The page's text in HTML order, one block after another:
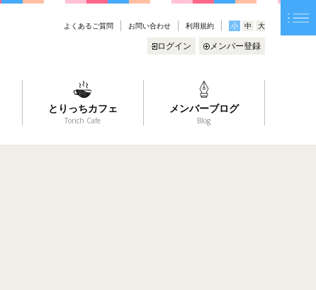
よくあるご質問 お問い合わせ 利用規約 小 中 大
ログイン メンバー登録
とりっちカフェ
Torich Cafe
メンバーブログ
Blog